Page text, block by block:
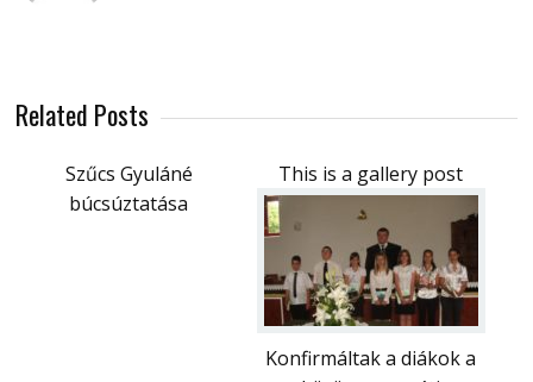
Related Posts
Szűcs Gyuláné
búcsúztatása
This is a gallery post
Konfirmáltak a diákok a